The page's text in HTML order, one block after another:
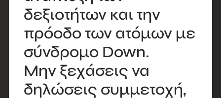
δεξιοτήτων και την
πρόοδο των ατόμων με
σύνδρομο Down.
Μην ξεχάσεις να
δηλώσεις συμμετοχή,